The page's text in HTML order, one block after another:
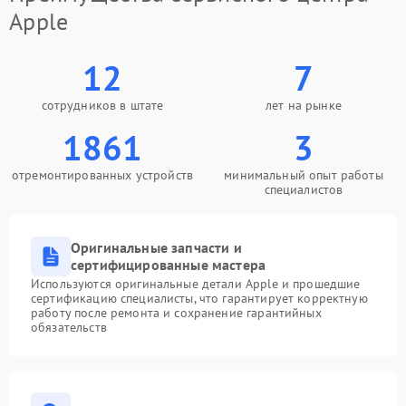
Apple
12
сотрудников в штате
7
лет на рынке
1861
отремонтированных устройств
3
минимальный опыт работы
специалистов
Оригинальные запчасти и
сертифицированные мастера
Используются оригинальные детали Apple и прошедшие
сертификацию специалисты, что гарантирует корректную
работу после ремонта и сохранение гарантийных
обязательств